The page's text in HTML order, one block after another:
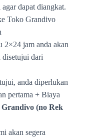
dapat diangkat.
Toko Grandivo
2×24 jam anda akan
disetujui dari
anda diperlukan
pertama + Biaya
(no Rek
akan segera